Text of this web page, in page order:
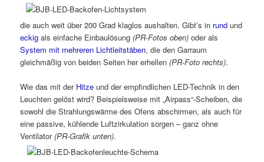
die auch weit über 200 Grad klaglos aushalten. Gibt’s in rund und
eckig als einfache Einbaulösung(PR-Fotos oben) oder als
System mit mehreren Lichtleitstäben, die den Garraum
gleichmäßig von beiden Seiten her erhellen(PR-Foto rechts).
Wie das mit der Hitze und der empfindlichen LED-Technik in den
Leuchten gelöst wird? Beispielsweise mit „Airpass“-Scheiben, die
sowohl die Strahlungswärme des Ofens abschirmen, als auch für
eine passive, kühlende Luftzirkulation sorgen – ganz ohne
Ventilator(PR-Grafik unten).